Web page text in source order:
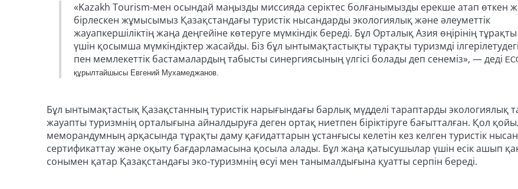
«Kazakh Tourism-мен осындай маңызды миссияда серіктес болғанымызды ерекше атап өткен
бірлескен жұмысымыз Қазақстандағы туристік нысандарды экологиялық және әлеуметтік
жауапкершіліктің жаңа деңгейіне көтеруге мүмкіндік береді. Бұл Орталық Азия өңірінің
үшін қосымша мүмкіндіктер жасайды. Біз бұл ынтымақтастықты тұрақты туризмді
пен мемлекеттік бастамалардың табысты синергиясының үлгісі болады деп сенеміз», — деді
құрылтайшысы Евгений Мухамеджанов.
Бұл ынтымақтастық Қазақстанның туристік нарығындағы барлық мүдделі тараптарды экологиялық
жауапты туризмнің орталығына айналдыруға деген ортақ ниетпен біріктіруге бағытталған. Қол
меморандумның арқасында тұрақты даму қағидаттарын ұстанғысы келетін кез келген туристік
сертификаттау және оқыту бағдарламасына қосыла алады. Бұл жаңа қатысушылар үшін есік ашып
сонымен қатар Қазақстандағы эко-туризмнің өсуі мен танымалдығына қуатты серпін береді.